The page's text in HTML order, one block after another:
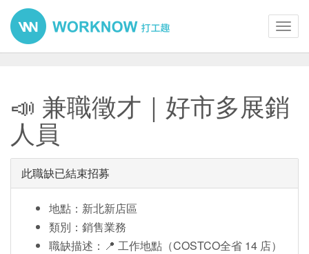
📣 兼職徵才｜好市多展銷
人員
此職缺已結束招募
地點：新北新店區
類別：銷售業務
職缺描述：📍 工作地點（COSTCO全省 14 店）